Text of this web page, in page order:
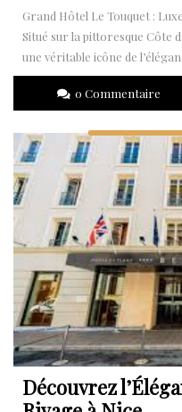
Grand Hôtel Le Touquet :
Situé sur la pittoresque Côte
une véritable icône de
0 Commentaire
Découvrez